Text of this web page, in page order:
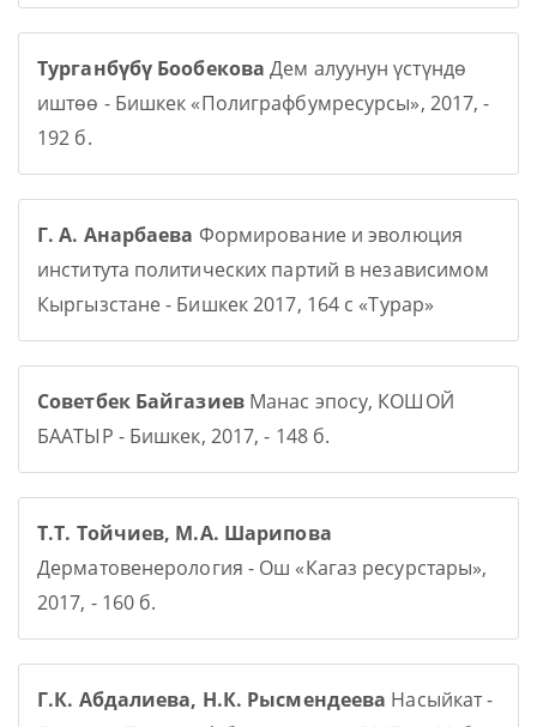
Турганбүбү Бообекова Дем алуунун үстүндө
иштөө - Бишкек «Полиграфбумресурсы», 2017, -
192 б.
Г. А. Анарбаева Формирование и эволюция
института политических партий в независимом
Кыргызстане - Бишкек 2017, 164 с «Турар»
Советбек БайгазиевМанас эпосу, КОШОЙ
БААТЫР - Бишкек, 2017, - 148 б.
Т.Т. Тойчиев, М.А. Шарипова
Дерматовенерология - Ош «Кагаз ресурстары»,
2017, - 160 б.
Г.К. Абдалиева, Н.К. Рысмендеева Насыйкат -